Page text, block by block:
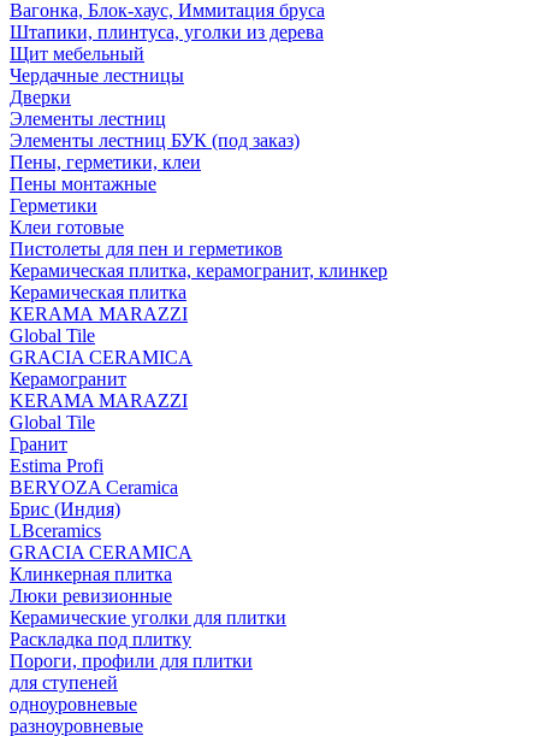
Вагонка, Блок-хаус, Иммитация бруса
Штапики, плинтуса, уголки из дерева
Щит мебельный
Чердачные лестницы
Дверки
Элементы лестниц
Элементы лестниц БУК (под заказ)
Пены, герметики, клеи
Пены монтажные
Герметики
Клеи готовые
Пистолеты для пен и герметиков
Керамическая плитка, керамогранит, клинкер
Керамическая плитка
КЕRАМА MARAZZI
Global Tile
GRACIA CERAMICA
Керамогранит
KERAMA MARAZZI
Global Tile
Гранит
Estima Profi
BERYOZA Ceramica
Брис (Индия)
LBceramics
GRACIA CERAMICA
Клинкерная плитка
Люки ревизионные
Керамические уголки для плитки
Раскладка под плитку
Пороги, профили для плитки
для ступеней
одноуровневые
разноуровневые